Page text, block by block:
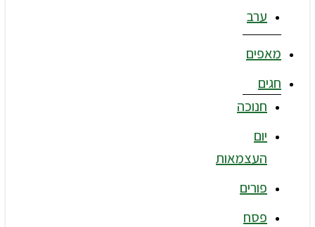
ערב
מאפים
חגים
חנוכה
יום
העצמאות
פורים
פסח